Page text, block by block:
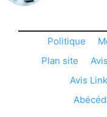
Politique
Plan site
Avis